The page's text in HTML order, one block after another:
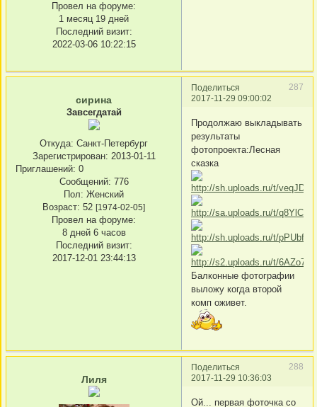
Провел на форуме:
1 месяц 19 дней
Последний визит:
2022-03-06 10:22:15
Поделиться
287
2017-11-29 09:00:02
сирина
Завсегдатай
Откуда: Санкт-Петербург
Зарегистрирован: 2013-01-11
Приглашений: 0
Сообщений: 776
Пол: Женский
Возраст: 52 [1974-02-05]
Провел на форуме:
8 дней 6 часов
Последний визит:
2017-12-01 23:44:13
Продолжаю выкладывать
результаты
фотопроекта:Лесная
сказка
Балконные фотографии
выложу когда второй
комп оживет.
Поделиться
288
2017-11-29 10:36:03
Лиля
Ой... первая фоточка со